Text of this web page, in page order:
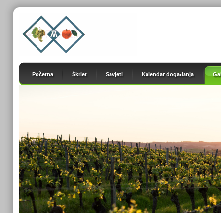
Početna Škrlet Savjeti Kalendar događanja